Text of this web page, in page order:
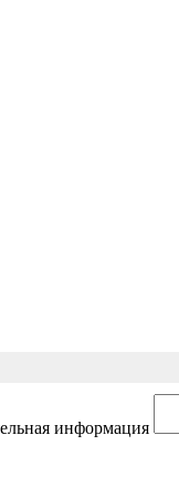
информация